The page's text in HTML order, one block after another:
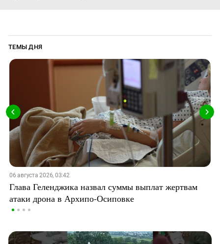
ТЕМЫ ДНЯ
06 августа 2026, 03:42
Глава Геленджика назвал суммы выплат жертвам
атаки дрона в Архипо-Осиповке